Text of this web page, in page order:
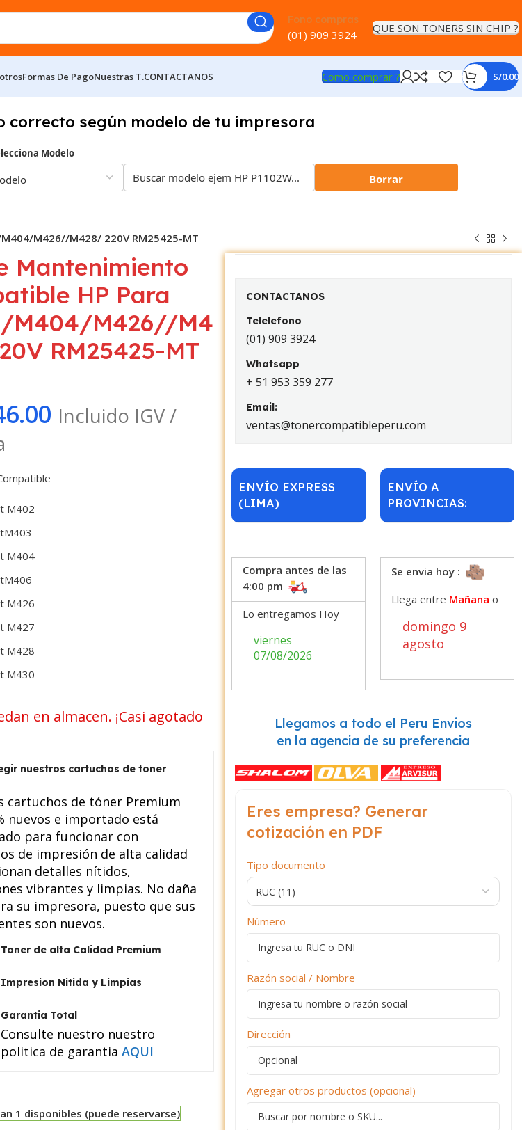
Fono compras
(01) 909 3924 QUE SON TONERS SIN CHIP ?
Formas De PagoNuestras T.CONTACTANOS Como comprar ? S/0.00
correcto según modelo de tu impresora
Modelo
Borrar
M426//M428/ 220V RM25425-MT
Mantenimiento
HP Para
M404/M426//M4
RM25425-MT
Incluido IGV /
M402
M404
M426
M427
M428
M430
en almacen. ¡Casi agotado
nuestros cartuchos de toner
cartuchos de tóner Premium
nuevos e importado está
para funcionar con
de impresión de alta calidad
detalles nítidos,
vibrantes y limpias. No daña
su impresora, puesto que sus
son nuevos.
Toner de alta Calidad Premium
Impresion Nitida y Limpias
Garantia Total
Consulte nuestro nuestro
politica de garantia AQUI
1 disponibles (puede reservarse)
CONTACTANOS
Telelefono
(01) 909 3924
Whatsapp
+ 51 953 359 277
Email:
ventas@tonercompatibleperu.com
ENVÍO EXPRESS
(LIMA)
Compra antes de las
4:00 pm
Lo entregamos Hoy
viernes
07/08/2026
ENVÍO A
PROVINCIAS:
Se envia hoy :
Llega entre Mañana o
domingo 9
agosto
Llegamos a todo el Peru Envios
en la agencia de su preferencia
Eres empresa? Generar
cotización en PDF
Tipo documento
Número
Razón social / Nombre
Dirección
Agregar otros productos (opcional)